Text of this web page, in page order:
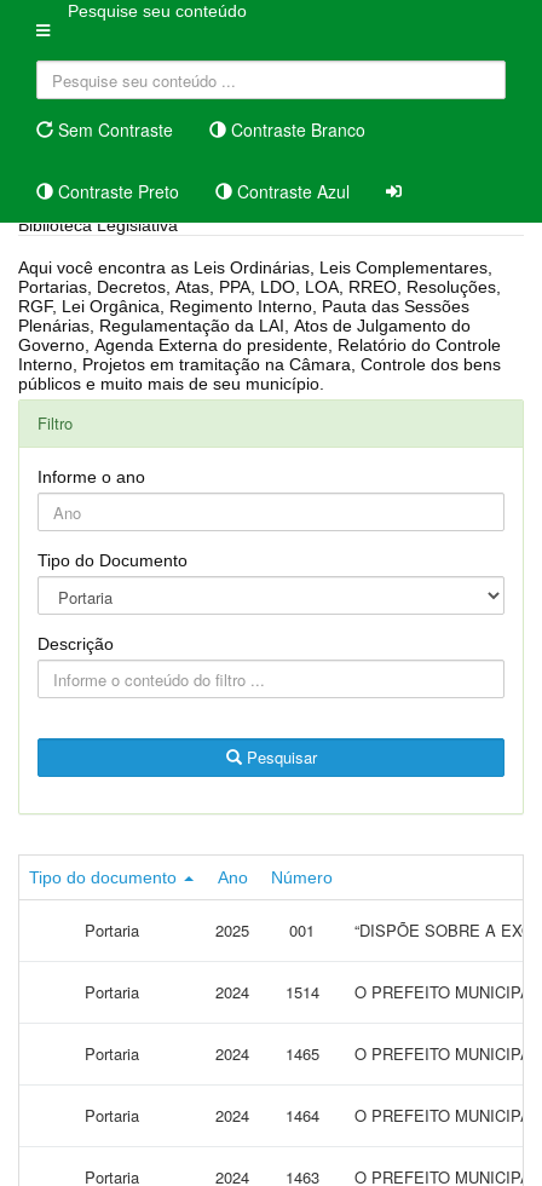
Pesquise seu conteúdo
Sem Contraste Contraste Branco
Contraste Preto Contraste Azul
Biblioteca Legislativa
Aqui você encontra as Leis Ordinárias, Leis Complementares,
Portarias, Decretos, Atas, PPA, LDO, LOA, RREO, Resoluções,
RGF, Lei Orgânica, Regimento Interno, Pauta das Sessões
Plenárias, Regulamentação da LAI, Atos de Julgamento do
Governo, Agenda Externa do presidente, Relatório do Controle
Interno, Projetos em tramitação na Câmara, Controle dos bens
públicos e muito mais de seu município.
Filtro
Informe o ano
Tipo do Documento
Descrição
Pesquisar
Tipo do documento Ano Número
Portaria 2025 001 “DISPÕE SOBRE A
Portaria 2024 1514 O PREFEITO
Portaria 2024 1465 O PREFEITO
Portaria 2024 1464 O PREFEITO
Portaria 2024 1463 O PREFEITO